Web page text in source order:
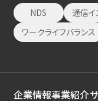
NDS 通信イ
ワークライフバランス
企業情報事業紹介